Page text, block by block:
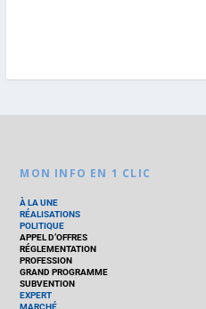
MON INFO EN 1 CLIC
À LA UNE
RÉALISATIONS
POLITIQUE
APPEL D’OFFRES
RÉGLEMENTATION
PROFESSION
GRAND PROGRAMME
SUBVENTION
EXPERT
MARCHÉ